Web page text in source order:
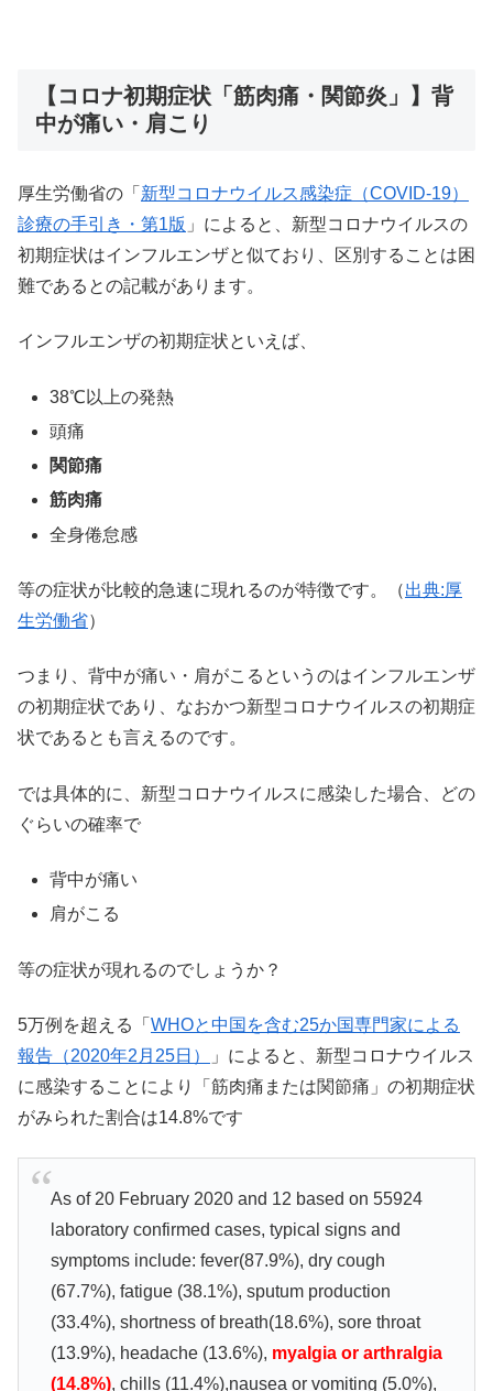
【コロナ初期症状「筋肉痛・関節炎」】背
中が痛い・肩こり
厚生労働省の「 新型コロナウイルス感染症（COVID-19）
診療の手引き・第1版 」によると、新型コロナウイルスの
初期症状はインフルエンザと似ており、区別することは困
難であるとの記載があります。
インフルエンザの初期症状といえば、
38℃以上の発熱
頭痛
関節痛
筋肉痛
全身倦怠感
等の症状が比較的急速に現れるのが特徴です。（出典:厚
生労働省）
つまり、背中が痛い・肩がこるというのはインフルエンザ
の初期症状であり、なおかつ新型コロナウイルスの初期症
状であるとも言えるのです。
では具体的に、新型コロナウイルスに感染した場合、どの
ぐらいの確率で
背中が痛い
肩がこる
等の症状が現れるのでしょうか？
5万例を超える「 WHOと中国を含む25か国専門家による
報告（2020年2月25日）
」によると、新型コロナウイルス
に感染することにより「筋肉痛または関節痛」の初期症状
がみられた割合は14.8%です
As of 20 February 2020 and 12 based on 55924
laboratory confirmed cases, typical signs and
symptoms include: fever(87.9%), dry cough
(67.7%), fatigue (38.1%), sputum production
(33.4%), shortness of breath(18.6%), sore throat
(13.9%), headache (13.6%), myalgia or arthralgia
(14.8%), chills (11.4%),nausea or vomiting (5.0%),